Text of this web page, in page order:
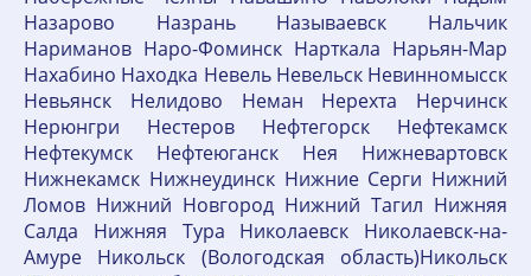
Назарово Назрань Называевск Нальчик
Нариманов Наро-Фоминск Нарткала Нарьян-Мар
Нахабино Находка Невель Невельск Невинномысск
Невьянск Нелидово Неман Нерехта Нерчинск
Нерюнгри Нестеров Нефтегорск Нефтекамск
Нефтекумск Нефтеюганск Нея Нижневартовск
Нижнекамск Нижнеудинск Нижние Серги Нижний
Ломов Нижний Новгород Нижний Тагил Нижняя
Салда Нижняя Тура Николаевск Николаевск-на-
Амуре Никольск (Вологодская область)Никольск